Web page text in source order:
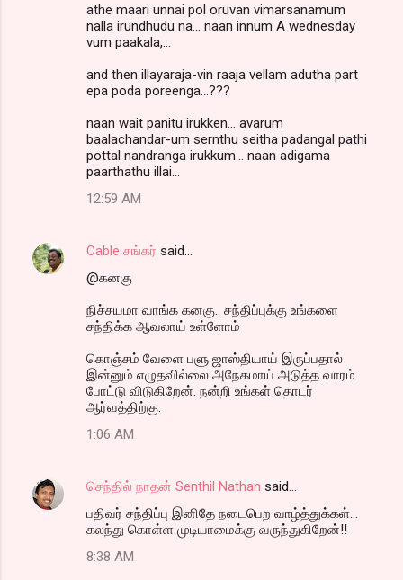
athe maari unnai pol oruvan vimarsanamum
nalla irundhudu na... naan innum A wednesday
vum paakala,...
and then illayaraja-vin raaja vellam adutha part
epa poda poreenga...???
naan wait panitu irukken... avarum
baalachandar-um sernthu seitha padangal pathi
pottal nandranga irukkum... naan adigama
paarthathu illai...
12:59 AM
Cable சங்கர் said…
@கனகு
நிச்சயமா வாங்க கனகு.. சந்திப்புக்கு உங்களை
சந்திக்க ஆவலாய் உள்ளோம்
கொஞ்சம் வேளை பளு ஜாஸ்தியாய் இருப்பதால்
இன்னும் எழுதவில்லை அநேகமாய் அடுத்த வாரம்
போட்டு விடுகிறேன். நன்றி உங்கள் தொடர்
ஆர்வத்திற்கு.
1:06 AM
செந்தில் நாதன் Senthil Nathan said…
பதிவர் சந்திப்பு இனிதே நடைபெற வாழ்த்துக்கள்...
கலந்து கொள்ள முடியாமைக்கு வருந்துகிறேன்!!
8:38 AM